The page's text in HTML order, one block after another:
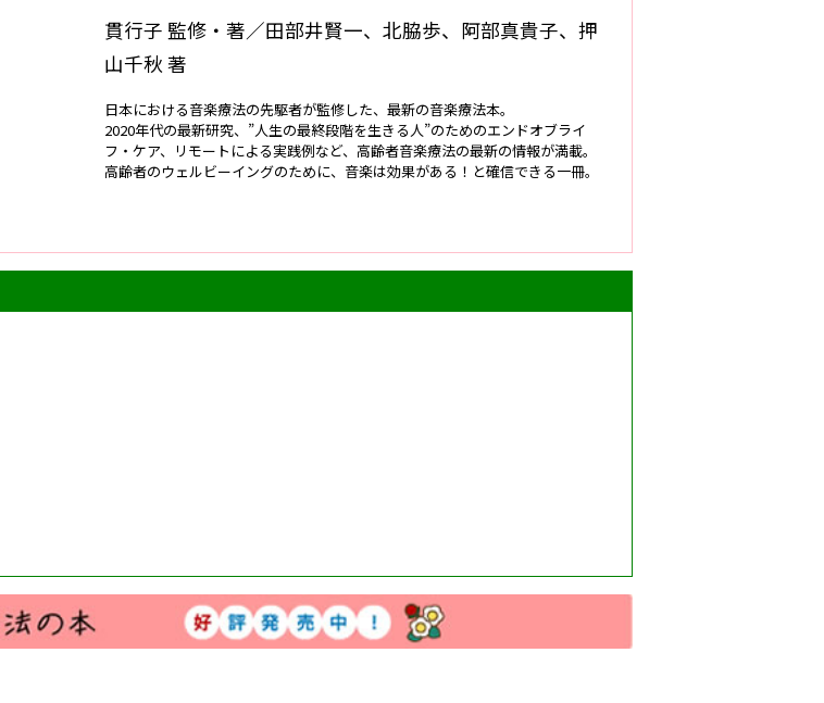
貫行子 監修・著／田部井賢一、北脇歩、阿部真貴子、押
山千秋 著
日本における音楽療法の先駆者が監修した、最新の音楽療法本。
2020年代の最新研究、”人生の最終段階を生きる人”のためのエンドオブライ
フ・ケア、リモートによる実践例など、高齢者音楽療法の最新の情報が満載。
高齢者のウェルビーイングのために、音楽は効果がある！と確信できる一冊。